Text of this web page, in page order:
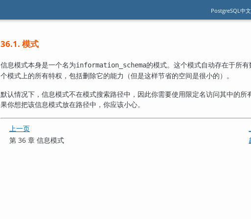
PostgreSQL中
36.1. 模式
信息模式本身是一个名为information_schema的模式。这个模式自动存在于所
个模式上的所有特权，包括删除它的能力（但是这样节省的空间是很小的）。
默认情况下，信息模式不在模式搜索路径中，因此你需要使用限定名访问其中的
果你想把该信息模式放在路径中，你应该小心。
上一页
第 36 章 信息模式